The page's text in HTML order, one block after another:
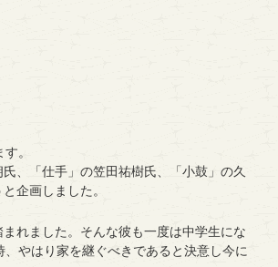
。
、「仕手」の笠田祐樹氏、「小鼓」の久
企画しました。
れました。そんな彼も一度は中学生にな
やはり家を継ぐべきであると決意し今に